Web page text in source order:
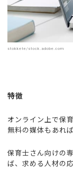
stokkete/stock.adobe.com
特徴
オンライン上で保
無料の媒体もあれ
保育士さん向けの
ば、求める人材の